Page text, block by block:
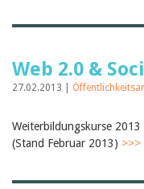
Web 2.0 &
27.02.2013 |
Weiterbildungskurse
(Stand Februar 2013) >>>